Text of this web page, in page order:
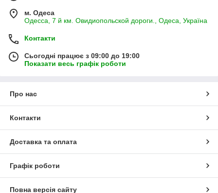
м. Одеса
Одесса, 7 й км. Овидиопольской дороги., Одеса, Україна
Контакти
Сьогодні працює з 09:00 до 19:00
Показати весь графік роботи
Про нас
Контакти
Доставка та оплата
Графік роботи
Повна версія сайту